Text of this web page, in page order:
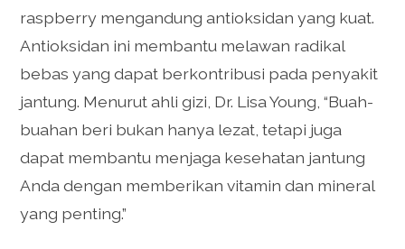
raspberry mengandung antioksidan yang kuat.
Antioksidan ini membantu melawan radikal
bebas yang dapat berkontribusi pada penyakit
jantung. Menurut ahli gizi, Dr. Lisa Young, “Buah-
buahan beri bukan hanya lezat, tetapi juga
dapat membantu menjaga kesehatan jantung
Anda dengan memberikan vitamin dan mineral
yang penting.”